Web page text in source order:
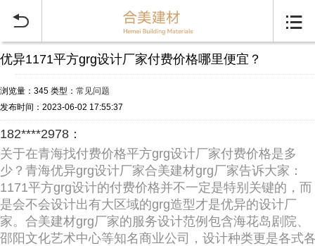
 
优异1171平方grg设计厂家付费价格哪里便宜？
浏览量：345 类型： 常见问题
发布时间：2023-06-02 17:55:37
182****2978：
关于在青海找付费价格平方grg设计厂家付费价格是多
少？青海优异grg设计厂家合美建材grg厂家告诉大家：
1171平方grg设计的付费价格并不一定是特别关键的，而
是会不会设计出有大区域的grg造型才是优异的设计厂
家。合美建材grg厂家的服务设计范例包含海花岛剧院、
邵阳文化艺术中心等知名商业公司，设计种类更是各式